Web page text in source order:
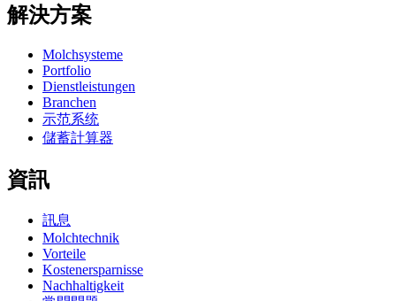
解決方案
Molchsysteme
Portfolio
Dienstleistungen
Branchen
示范系统
儲蓄計算器
資訊
訊息
Molchtechnik
Vorteile
Kostenersparnisse
Nachhaltigkeit